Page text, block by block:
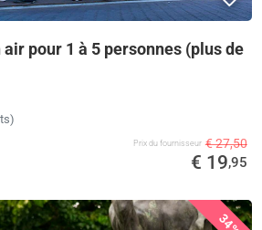
pour 1 à 5 personnes (plus de
Prix ​​du fournisseur € 27,50
€ 19,95